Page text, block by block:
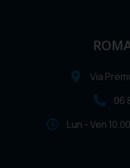
Via
06
Lun - Ven